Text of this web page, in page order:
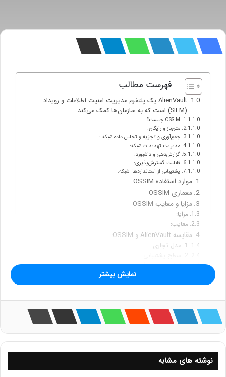
فهرست مطالب
AlienVault یک پلتفرم مدیریت امنیت اطلاعات و رویداد
(SIEM) است که به سازمان‌ها کمک می‌کند
OSSIM چیست؟
متن‌باز و رایگان:
جمع‌آوری و تجزیه و تحلیل داده شبکه :
مدیریت تهدیدات شبکه:
گزارش‌دهی و داشبورد:
قابلیت گسترش‌پذیری:
پشتیبانی از استانداردها شبکه:
موارد استفاده OSSIM
معماری OSSIM
مزایا و معایب OSSIM
مزایا:
معایب:
مقایسه AlienVault و OSSIM
1. مدل تجاری:
3. قابلیت‌ها و ویژگی‌ها:
5. گزارش‌گیری و تجزیه و تحلیل:
چالش‌ها و راه‌حل‌ها در استفاده از OSSIM
بهترین شیوه‌ها برای استفاده از OSSIM
نمایش بیشتر
نوشته های مشابه